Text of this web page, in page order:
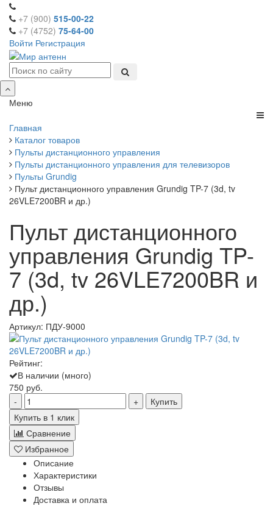
+7 (900) 515-00-22
+7 (4752) 75-64-00
Войти Регистрация
Меню
Главная
Каталог товаров
Пульты дистанционного управления
Пульты дистанционного управления для телевизоров
Пульты Grundig
Пульт дистанционного управления Grundig TP-7 (3d, tv
26VLE7200BR и др.)
Пульт дистанционного
управления Grundig TP-
7 (3d, tv 26VLE7200BR и
др.)
Артикул: ПДУ-9000
Рейтинг:
В наличии (много)
750 руб.
Купить
Купить в 1 клик
Сравнение
Избранное
Описание
Характеристики
Отзывы
Доставка и оплата